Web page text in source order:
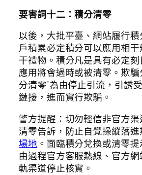
要害詞十二：積分清零
以後，大批平臺、網站履行
戶積累必定積分可以應用相
干禮物。積分凡是具有必定
應用將會過時或被清零。欺騙
分清零”為由停止引流，引誘
鏈接，進而實行欺騙。
警方提醒：切勿輕信非官方
清零告訴，防止自覺操縱落
場地 。面臨積分兌換或清零
由過程官方客服熱線、官方
軌渠道停止核實。